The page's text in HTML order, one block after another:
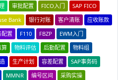
审批配置 FICO入门
SAP FICO
Bank 银行对账 客户清账
应收账款
配置 F110 FBZP
EWM入门
算 物料评估 后勤配置
物料组
生产计划 容差配置
SAP事务码
MMNR 编号区间
采购实操